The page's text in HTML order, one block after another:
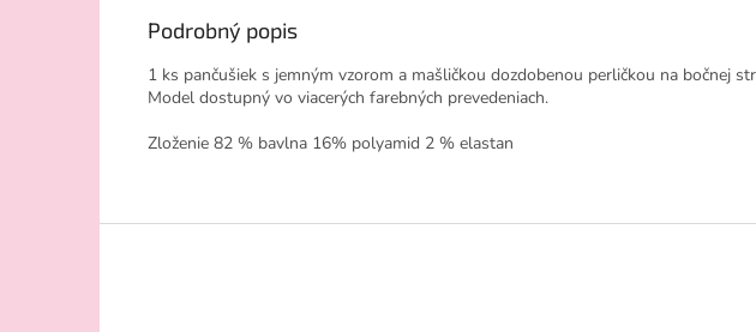
Podrobný popis
1 ks pančušiek s jemným vzorom a mašličkou dozdobenou perličkou na bočnej
Model dostupný vo viacerých farebných prevedeniach.
Zloženie 82 % bavlna 16% polyamid 2 % elastan